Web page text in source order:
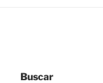
Buscar